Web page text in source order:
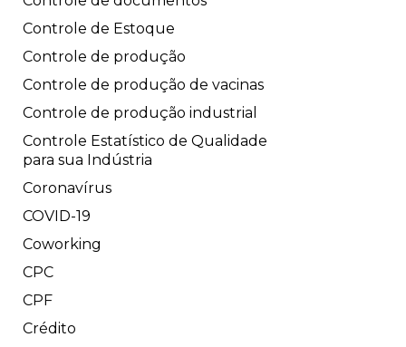
Controle de Estoque
Controle de produção
Controle de produção de vacinas
Controle de produção industrial
Controle Estatístico de Qualidade
para sua Indústria
Coronavírus
COVID-19
Coworking
CPC
CPF
Crédito